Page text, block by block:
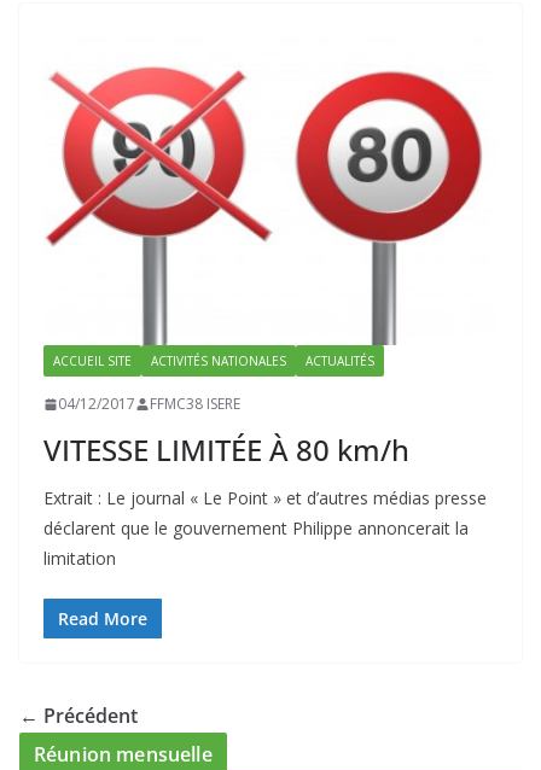
ACCUEIL SITE ACTIVITÉS NATIONALES ACTUALITÉS
04/12/2017 FFMC38 ISERE
VITESSE LIMITÉE À 80 km/h
Extrait : Le journal « Le Point » et d’autres médias presse
déclarent que le gouvernement Philippe annoncerait la
limitation
Read More
← Précédent
Réunion mensuelle